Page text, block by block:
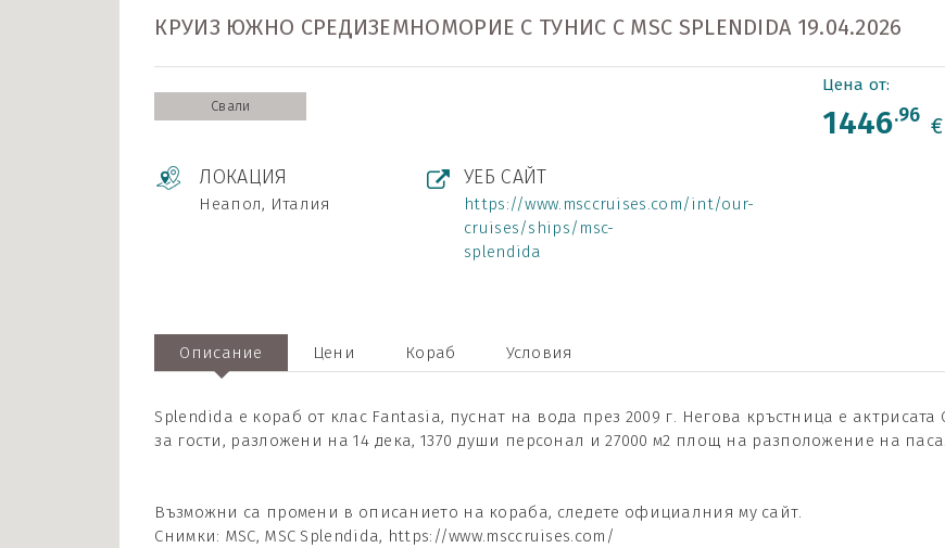
КРУИЗ ЮЖНО СРЕДИЗЕМНОМОРИЕ С ТУНИС С MSC SPLENDIDA 19.04.2026
Свали
Цена от:
1446.96 €
ЛОКАЦИЯ
Неапол, Италия
УЕБ САЙТ
https://www.msccruises.com/int/our-
cruises/ships/msc-
splendida
Описание Цени Кораб Условия
Splendida е кораб от клас Fantasia, пуснат на вода през 2009 г. Негова кръстница е
за гости, разложени на 14 дека, 1370 души персонал и 27000 м2 площ на разположение на
Възможни са промени в описанието на кораба, следете официалния му сайт.
Снимки: MSC, MSC Splendida, https://www.msccruises.com/